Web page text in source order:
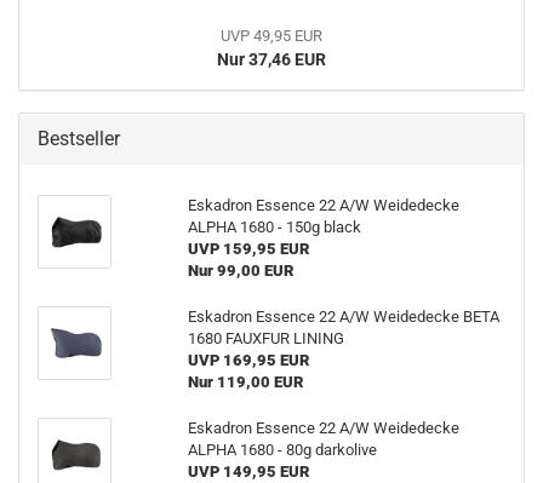
UVP 49,95 EUR
Nur 37,46 EUR
Bestseller
Eskadron Essence 22 A/W Weidedecke
ALPHA 1680 - 150g black
UVP 159,95 EUR
Nur 99,00 EUR
Eskadron Essence 22 A/W Weidedecke BETA
1680 FAUXFUR LINING
UVP 169,95 EUR
Nur 119,00 EUR
Eskadron Essence 22 A/W Weidedecke
ALPHA 1680 - 80g darkolive
UVP 149,95 EUR